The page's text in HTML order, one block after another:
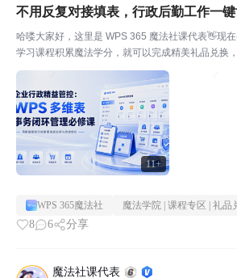
11+
不用反复对接填表，行政后勤工作一
哈喽大家好，这里是 WPS 365 魔法社课代表👋现
学习课程积累魔法学分，就可以完成精美礼品兑换
点击此处，立即完成本期任务本期课程：《 告别繁
多维表提效业务流程》最近和几个 行政 ...
WPS 365魔法社 魔法学院 | 课程专区 | 礼品
8 6 分享
魔法社课代表